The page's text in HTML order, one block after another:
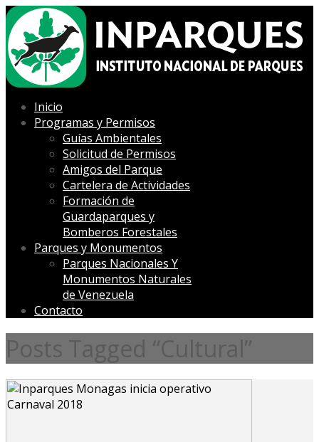
Inicio
Programas y Permisos
Guías Ambientales
Solicitud de Permisos
Amigos del Parque
Cartelera de Actividades
Formación de
Guardaparques y
Bomberos Forestales
Parques y Monumentos
Parques Nacionales Y
Monumentos Naturales
de Venezuela
Contacto
Posts Tagged “Cultural”